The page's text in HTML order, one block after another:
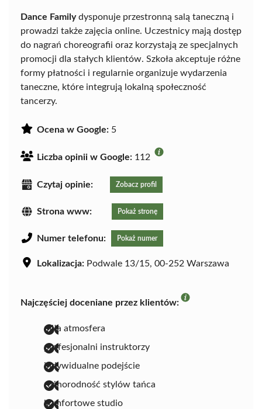
Dance Familydysponuje przestronną salą taneczną i
prowadzi także zajęcia online. Uczestnicy mają dostęp
do nagrań choreografii oraz korzystają ze specjalnych
promocji dla stałych klientów. Szkoła akceptuje różne
formy płatności i regularnie organizuje wydarzenia
taneczne, które integrują lokalną społeczność
tancerzy.
Ocena w Google: 5
Liczba opinii w Google: 112
Czytaj opinie: Zobacz profil
Strona www: Pokaż stronę
Numer telefonu: Pokaż numer
Lokalizacja: Podwale 13/15, 00-252 Warszawa
Najczęściej doceniane przez klientów:
miła atmosfera
profesjonalni instruktorzy
indywidualne podejście
różnorodność stylów tańca
komfortowe studio